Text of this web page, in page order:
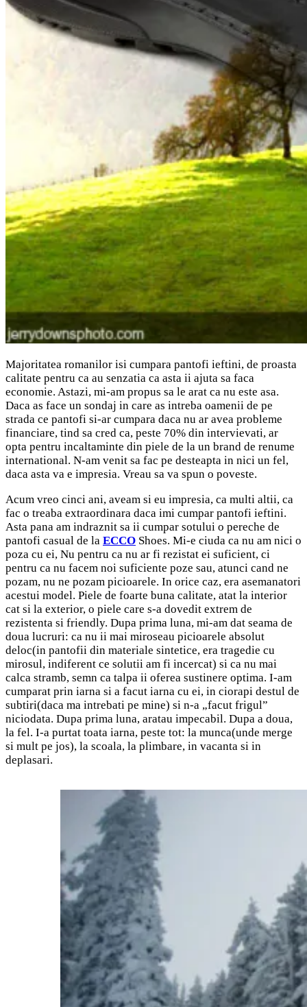
Majoritatea romanilor isi cumpara pantofi ieftini, de proasta
calitate pentru ca au senzatia ca asta ii ajuta sa faca
economie. Astazi, mi-am propus sa le arat ca nu este asa.
Daca as face un sondaj in care as intreba oamenii de pe
strada ce pantofi si-ar cumpara daca nu ar avea probleme
financiare, tind sa cred ca, peste 70% din intervievati, ar
opta pentru incaltaminte din piele de la un brand de renume
international. N-am venit sa fac pe desteapta in nici un fel,
daca asta va e impresia. Vreau sa va spun o poveste.
Acum vreo cinci ani, aveam si eu impresia, ca multi altii, ca
fac o treaba extraordinara daca imi cumpar pantofi ieftini.
Asta pana am indraznit sa ii cumpar sotului o pereche de
pantofi casual de la ECCO Shoes. Mi-e ciuda ca nu am nici o
poza cu ei, Nu pentru ca nu ar fi rezistat ei suficient, ci
pentru ca nu facem noi suficiente poze sau, atunci cand ne
pozam, nu ne pozam picioarele. In orice caz, era asemanatori
acestui model. Piele de foarte buna calitate, atat la interior
cat si la exterior, o piele care s-a dovedit extrem de
rezistenta si friendly. Dupa prima luna, mi-am dat seama de
doua lucruri: ca nu ii mai miroseau picioarele absolut
deloc(in pantofii din materiale sintetice, era tragedie cu
mirosul, indiferent ce solutii am fi incercat) si ca nu mai
calca stramb, semn ca talpa ii oferea sustinere optima. I-am
cumparat prin iarna si a facut iarna cu ei, in ciorapi destul de
subtiri(daca ma intrebati pe mine) si n-a „facut frigul”
niciodata. Dupa prima luna, aratau impecabil. Dupa a doua,
la fel. I-a purtat toata iarna, peste tot: la munca(unde merge
si mult pe jos), la scoala, la plimbare, in vacanta si in
deplasari.